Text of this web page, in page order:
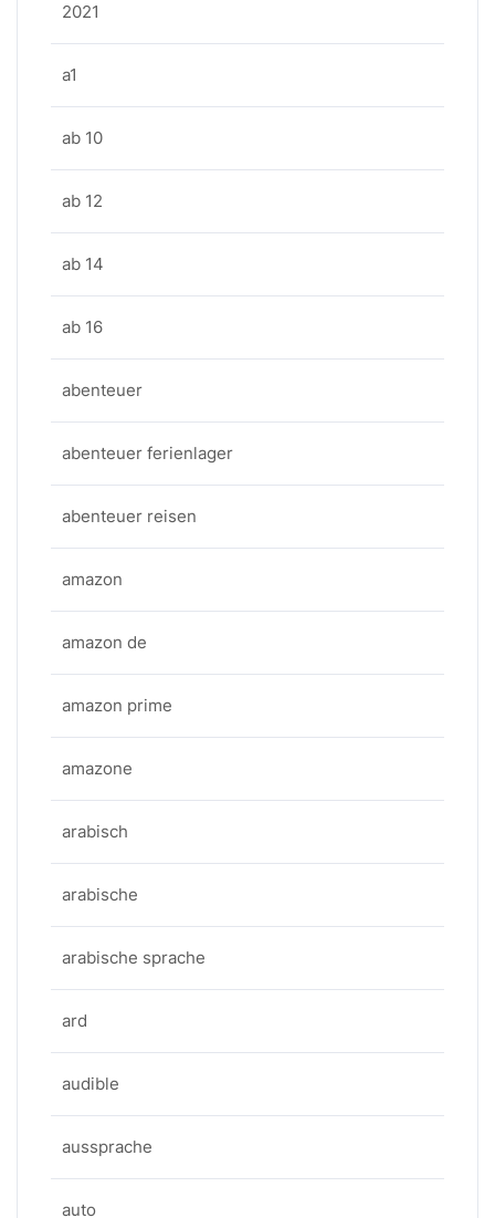
2021
a1
ab 10
ab 12
ab 14
ab 16
abenteuer
abenteuer ferienlager
abenteuer reisen
amazon
amazon de
amazon prime
amazone
arabisch
arabische
arabische sprache
ard
audible
aussprache
auto